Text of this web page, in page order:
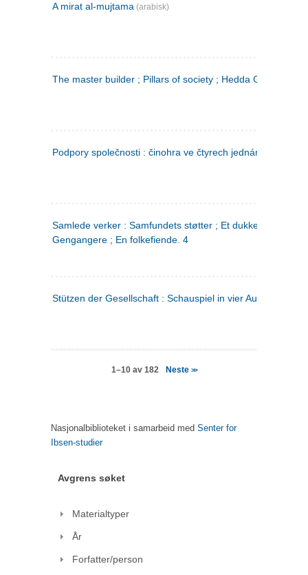
A mirat al-mujtama (arabisk)
The master builder ; Pillars of society ; Hedda Gabler
Podpory společnosti : činohra ve čtyrech jednáních
Samlede verker : Samfundets støtter ; Et dukkehjem ;
Gengangere ; En folkefiende. 4
Stützen der Gesellschaft : Schauspiel in vier Aufzügen
1–10 av 182 Neste >>
Nasjonalbiblioteket i samarbeid med Senter for
Ibsen-studier
Avgrens søket
Materialtyper
År
Forfatter/person